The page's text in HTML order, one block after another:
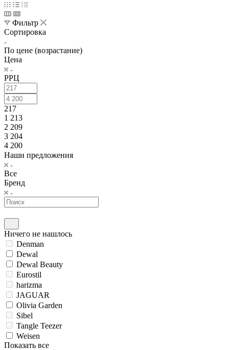
Фильтр
Сортировка
По цене (возрастание)
Цена
РРЦ
217
1 213
2 209
3 204
4 200
Наши предложения
Все
Бренд
Ничего не нашлось
Denman
Dewal
Dewal Beauty
Eurostil
harizma
JAGUAR
Olivia Garden
Sibel
Tangle Teezer
Weisen
Показать все